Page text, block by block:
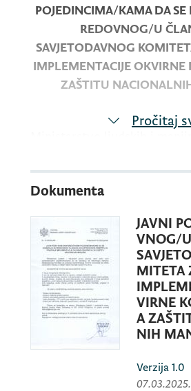
POJEDINCIMA/KAMA DA
REDOVNOG/U
SAVJETODAVNOG
IMPLEMENTACIJE OKVIRNE
ZAŠTITU
pojedincima/kama da se
redovnog/u člana/icu
Okvirne konvencije za
manjina (u daljem tekstu
Crne Gore.
Kandidat/kinja mora da
Pročitaj
Dokumenta
JAVNI
VNOG/
MITETA
VIRNE
A
NIH
Verzija 1.0
07.03.2025.